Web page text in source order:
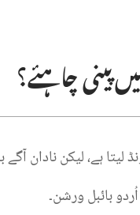
چاہئے؟‏
ہے،‏ لیکن نادان
بائبل ورشن۔‏